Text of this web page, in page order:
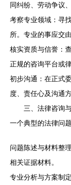
同纠纷、劳动争议
考察专业领域：寻
所。专业的事应交
核实资质与信誉：
正规的咨询平台或
初步沟通：在正式
度、责任心及沟通
三、法律咨询
一个典型的法律问
问题陈述与材料整
相关证据材料。
专业分析与方案制